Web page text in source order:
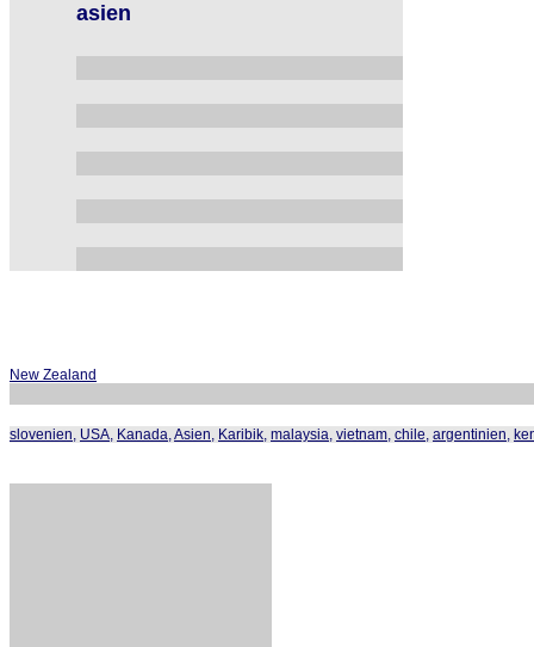
asien
New Zealand
slovenien, USA, Kanada,Asien, Karibik, malaysia, vietnam, chile, argentinien,